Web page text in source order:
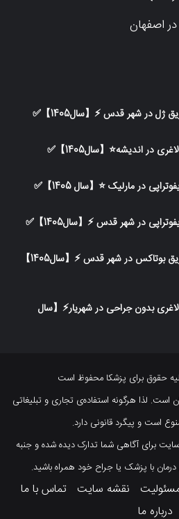
اصفهان
معرفی 10 تا از بهترین دکتر تزریق بوتاکس در شهر قدس ⚡️【سال1405】
لاغری بدون جراحی در شهریار⚡【سال
است. لذا هرگونه استفاده‌ی تجاری و تبلیغاتی
است و پیگرد قانونی دارد.
برای آگاهی شما تدارک دیده شده و جنبه
درمان با پزشک یا جراح خود همراه باشید.
نقشه سایت تماس با ما
درباره ما